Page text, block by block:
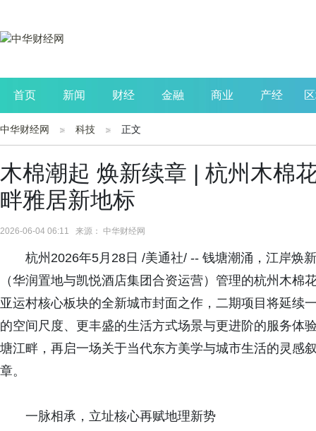
首页 新闻 财经 金融 商业 产经
公司 生活 读书
中华财经网 科技 正文
木棉潮起 焕新续章 | 杭州木棉
畔雅居新地标
2026-06-04 06:11 来源： 中华财经网
杭州2026年5月28日 /美通社/ -- 钱塘潮涌，江岸焕
（华润置地与凯悦酒店集团合资运营）管理的杭州木
亚运村核心板块的全新城市封面之作，二期项目将延续
的空间尺度、更丰盛的生活方式场景与更进阶的服务体
塘江畔，再启一场关于当代东方美学与城市生活的灵感
章。
一脉相承，立址核心再赋地理新势